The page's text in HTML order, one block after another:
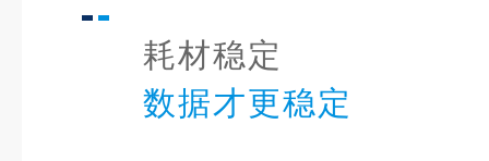
耗材稳定
数据才更稳定